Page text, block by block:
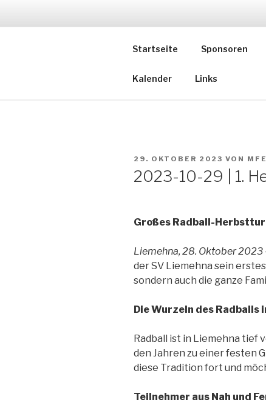
+++ Folge
Startseite Sponsoren
Kalender Links
VERÖFFENTLICHT
AM
29. OKTOBER 2023 VON
2023-10-29 | 1.
Großes Radball-
Liemehna, 28. Oktober 2023
der SV Liemehna sein
sondern auch die ganze
Die Wurzeln des Radballs
Radball ist in Liemehna tief
den Jahren zu einer festen
diese Tradition fort und
Teilnehmer aus Nah und